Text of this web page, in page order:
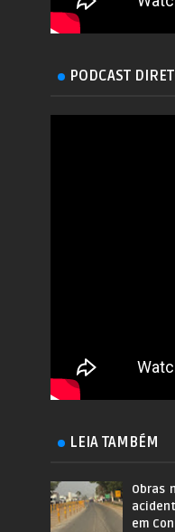
PODCAST
LEIA TAMBÉM
Obras
em